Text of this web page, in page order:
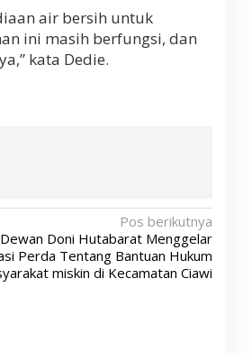
air bersih untuk
ini masih berfungsi, dan
kata Dedie.
Pos berikutnya
Dewan Doni Hutabarat Menggelar
Perda Tentang Bantuan Hukum
miskin di Kecamatan Ciawi